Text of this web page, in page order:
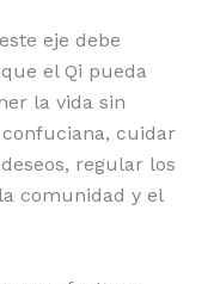
eje debe
el Qi pueda
la vida sin
cuidar
regular los
comunidad y el